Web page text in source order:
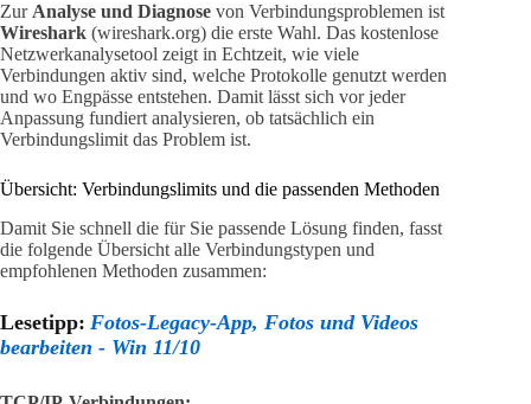
ZurAnalyse und Diagnose von Verbindungsproblemen ist
Wireshark (wireshark.org) die erste Wahl. Das kostenlose
Netzwerkanalysetool zeigt in Echtzeit, wie viele
Verbindungen aktiv sind, welche Protokolle genutzt werden
und wo Engpässe entstehen. Damit lässt sich vor jeder
Anpassung fundiert analysieren, ob tatsächlich ein
Verbindungslimit das Problem ist.
Übersicht: Verbindungslimits und die passenden Methoden
Damit Sie schnell die für Sie passende Lösung finden, fasst
die folgende Übersicht alle Verbindungstypen und
empfohlenen Methoden zusammen:
Lesetipp: Fotos-Legacy-App, Fotos und Videos
bearbeiten - Win 11/10